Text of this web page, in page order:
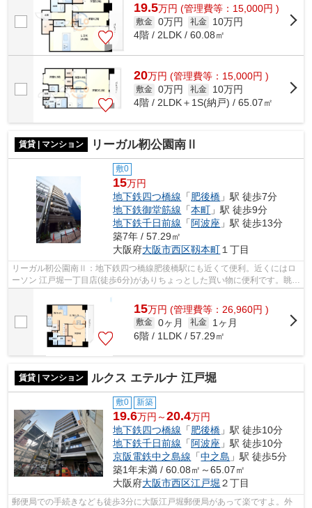
19.5万円 (管理費等：15,000円 )
敷金 0万円 礼金
10万円
4階 / 2LDK / 60.08㎡
20万円 (管理費等：15,000円 )
敷金 0万円 礼金
10万円
4階 / 2LDK＋1S(納戸) / 65.07㎡
賃貸 | マンション リーガル靭公園南Ⅱ
敷0
15万円
地下鉄四つ橋線 「肥後橋 」駅 徒歩7分
地下鉄御堂筋線 「本町 」駅 徒歩9分
地下鉄千日前線 「 阿波座 」駅 徒歩13分
築7年 / 57.29㎡
大阪府大阪市西区靱本町１丁目
リーガル靭公園南Ⅱ：地下鉄四つ橋線肥後橋駅にも近くて便利。近くにはロ
ーソン 江戸堀一丁目店(徒歩6分)がありちょっとした買い物に便利です。眺め
15万円 (管理費等：26,960円 )
敷金 0ヶ月 礼金
1ヶ月
6階 / 1LDK / 57.29㎡
賃貸 | マンション ルクス エテルナ 江戸堀
敷0 新築
19.6万円～20.4万円
地下鉄四つ橋線 「肥後橋 」駅 徒歩10分
地下鉄千日前線 「 阿波座 」駅 徒歩10分
京阪電鉄中之島線 「中之島 」駅 徒歩5分
築1年未満 / 60.08㎡～65.07㎡
大阪府大阪市西区江戸堀 ２丁目
郵便局での手続きなども徒歩3分に大阪江戸堀郵便局があって楽ですよ。外